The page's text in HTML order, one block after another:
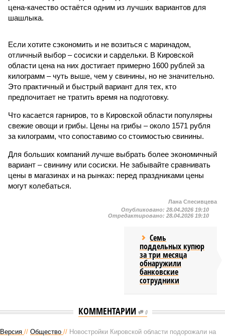
цена-качество остаётся одним из лучших вариантов для
шашлыка.
Если хотите сэкономить и не возиться с маринадом,
отличный выбор – сосиски и сардельки. В Кировской
области цена на них достигает примерно 1600 рублей за
килограмм – чуть выше, чем у свинины, но не значительно.
Это практичный и быстрый вариант для тех, кто
предпочитает не тратить время на подготовку.
Что касается гарниров, то в Кировской области популярны
свежие овощи и грибы. Цены на грибы – около 1571 рубля
за килограмм, что сопоставимо со стоимостью свинины.
Для больших компаний лучше выбрать более экономичный
вариант – свинину или сосиски. Не забывайте сравнивать
цены в магазинах и на рынках: перед праздниками цены
могут колебаться.
Лана Спесивцева
Опубликовано: 28.04.2026 19:10
Отредактировано: 28.04.2026 19:10
Семь
поддельных купюр
за три месяца
обнаружили
банковские
сотрудники
КОММЕНТАРИИ 0
Версия // Общество // Новостройки Кировской области подорожали на